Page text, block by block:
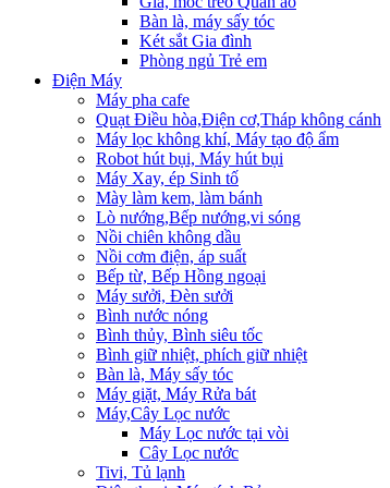
Bàn là, máy sấy tóc
Két sắt Gia đình
Phòng ngủ Trẻ em
Điện Máy
Máy pha cafe
Quạt Điều hòa,Điện cơ,Tháp không cánh
Máy lọc không khí, Máy tạo độ ẩm
Robot hút bụi, Máy hút bụi
Máy Xay, ép Sinh tố
Mày làm kem, làm bánh
Lò nướng,Bếp nướng,vi sóng
Nồi chiên không dầu
Nồi cơm điện, áp suất
Bếp từ, Bếp Hồng ngoại
Máy sưởi, Đèn sưởi
Bình nước nóng
Bình thủy, Bình siêu tốc
Bình giữ nhiệt, phích giữ nhiệt
Bàn là, Máy sấy tóc
Máy giặt, Máy Rửa bát
Máy,Cây Lọc nước
Máy Lọc nước tại vòi
Cây Lọc nước
Tivi, Tủ lạnh